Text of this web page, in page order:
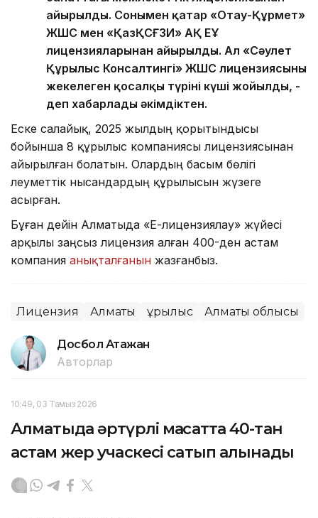
айырылды. Сонымен қатар «Отау-Құрмет»
ЖШС мен «ҚазҚСҒЗИ» АҚ ЕҰ
лицензияларынан айырылды. Ал «Сәулет
Құрылыс Консалтингі» ЖШС лицензиясының
жекелеген қосалқы түрінің күші жойылды, -
деп хабарлады әкімдіктен.
Еске салайық, 2025 жылдың қорытындысы
бойынша 8 құрылыс компаниясы лицензиясынан
айырылған болатын. Олардың басым бөлігі
әлеуметтік нысандардың құрылысын жүзеге
асырған.
Бұған дейін Алматыда «Е-лицензиялау» жүйесі
арқылы заңсыз лицензия алған 400-ден астам
компания анықталғанын жазғанбыз.
Лицензия Алматы Құрылыс Алматы облысы
Досбол Атажан
Авторлар
10:49, 03 Тамыз 2026
Алматыда әртүрлі мақсатта 40-тан
астам жер учаскесі сатып алынады